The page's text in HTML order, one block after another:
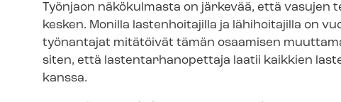
Työnjaon näkökulmasta on järkevää, että
kesken. Monilla lastenhoitajilla ja lähihoitajilla on
työnantajat mitätöivät tämän osaamisen
siten, että las­ten­tar­han­opet­ta­ja laatii kaikkien
kanssa.